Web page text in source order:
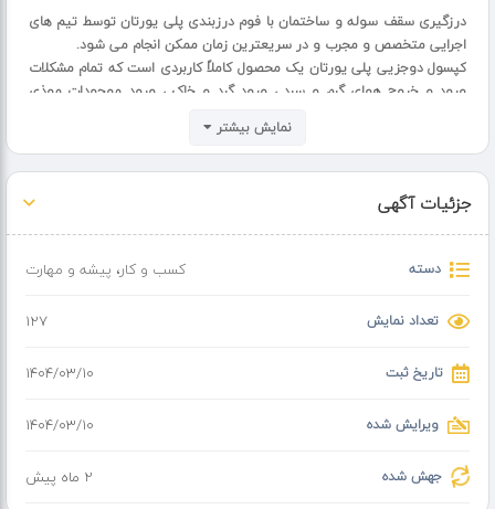
درزگیری سقف سوله و ساختمان با فوم درزبندی پلی یورتان توسط تیم های
اجرایی متخصص و مجرب و در سریعترین زمان ممکن انجام می شود.
کپسول دوجزیی پلی یورتان یک محصول کاملاً کاربردی است که تمام مشکلات
ورود و خروج هوای گرم و سرد ، ورود گرد و خاک ، ورود موجودات موذی
برای استعلام قیمت فوم درزگیر سقف پلی یورتان با کارشناسان ما تماس
بگیرید.
نمایش بیشتر
جزئیات آگهی
دسته کسب و کار، پیشه و مهارت
تعداد نمایش 127
تاریخ ثبت ۱۴۰۴/۰۳/۱۰
ویرایش شده ۱۴۰۴/۰۳/۱۰
جهش شده 2 ماه پیش